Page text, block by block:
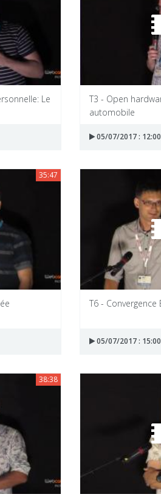
Le
T3 - Open
automobile
05/07/2017 :
35:47
T6 - Convergence
05/07/2017 :
38:38